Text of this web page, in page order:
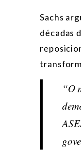
Sachs
décadas
“O